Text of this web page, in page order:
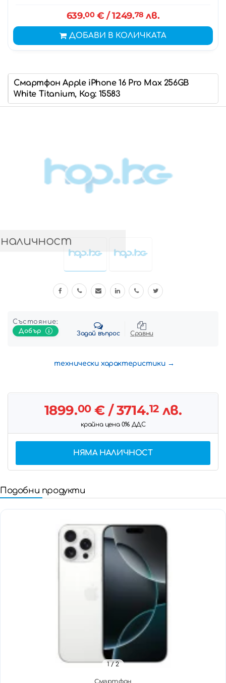
639.00€ / 1249.78 лв.
ДОБАВИ В КОЛИЧКАТА
Смартфон Apple iPhone 16 Pro Max 256GB
White Titanium, Код: 15583
Състояние:
Добър
Задай въпрос Сравни
технически характеристики
1899.00€/ 3714.12 лв.
крайна цена 0% ДДС
НЯМА НАЛИЧНОСТ
Подобни продукти
Смартфон
1/ 2